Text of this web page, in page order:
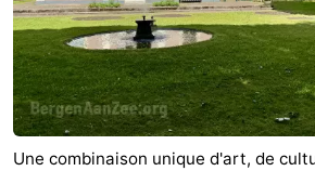
Musées
-
Monuments
-
Points
Attractions
Une combinaison unique d'art, de